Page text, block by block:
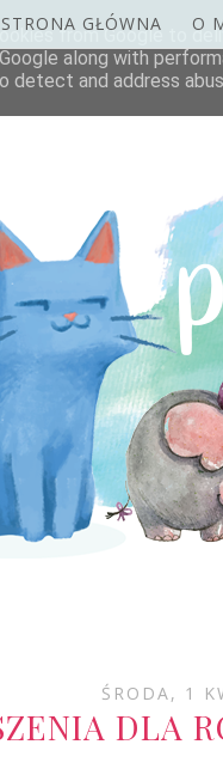
STRONA GŁÓWNA O
ŚRODA, 1
DLA
from Google to
along with
detect and address